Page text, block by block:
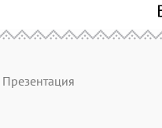
Презентация